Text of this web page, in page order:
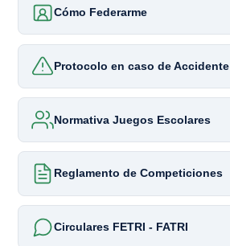
Cómo Federarme
Protocolo en caso de Accidente
Normativa Juegos Escolares
Reglamento de Competiciones
Circulares FETRI - FATRI